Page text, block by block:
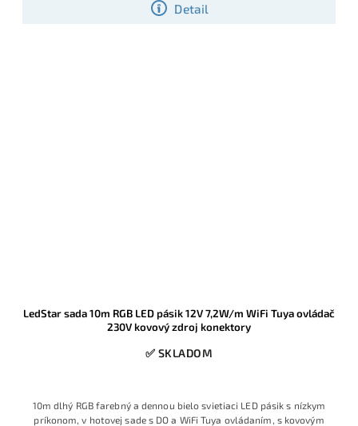
Detail
LedStar sada 10m RGB LED pásik 12V 7,2W/m WiFi Tuya ovládač
230V kovový zdroj konektory
✅ SKLADOM
10m dlhý RGB farebný a dennou bielo svietiaci LED pásik s nízkym
príkonom, v hotovej sade s DO a WiFi Tuya ovládaním, s kovovým